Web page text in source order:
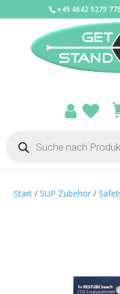
+49 4642 9279 775
search
Start/ SUP Zubehör/